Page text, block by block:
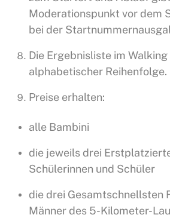
Moderationspunkt vor dem
bei der
Die Ergebnisliste im
alphabetischer Reihenfolge.
Preise erhalten:
alle Bambini
die jeweils drei
Schülerinnen und Schüler
die drei Gesamtschnellsten
Männer des 5-Kilometer-